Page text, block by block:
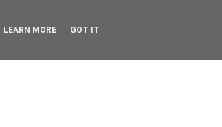
LEARN MORE GOT IT